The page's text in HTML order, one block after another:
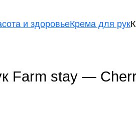
и здоровьеКрема для рук
Farm stay —